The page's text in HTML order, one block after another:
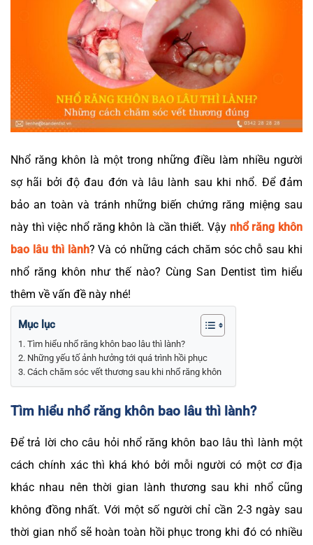
Nhổ răng khôn là một trong những điều làm nhiều người
sợ hãi bởi độ đau đớn và lâu lành sau khi nhổ. Để đảm
bảo an toàn và tránh những biến chứng răng miệng sau
này thì việc nhổ răng khôn là cần thiết. Vậy nhổ răng khôn
bao lâu thì lành? Và có những cách chăm sóc chỗ sau khi
nhổ răng khôn như thế nào? Cùng San Dentist tìm hiểu
thêm về vấn đề này nhé!
Mục lục
Tìm hiểu nhổ răng khôn bao lâu thì lành?
Những yếu tố ảnh hưởng tới quá trình hồi phục
Cách chăm sóc vết thương sau khi nhổ răng khôn
Tìm hiểu nhổ răng khôn bao lâu thì lành?
Để trả lời cho câu hỏi nhổ răng khôn bao lâu thì lành một
cách chính xác thì khá khó bởi mỗi người có một cơ địa
khác nhau nên thời gian lành thương sau khi nhổ cũng
không đồng nhất. Với một số người chỉ cần 2-3 ngày sau
thời gian nhổ sẽ hoàn toàn hồi phục trong khi đó có nhiều